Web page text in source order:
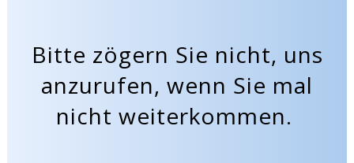
Bitte zögern Sie nicht, uns
anzurufen, wenn Sie mal
nicht weiterkommen.